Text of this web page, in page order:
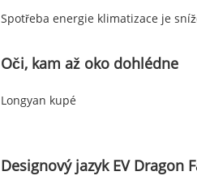
Spotřeba energie klimatizace je
Oči, kam až oko dohlédne
Longyan kupé
Designový jazyk EV Dragon